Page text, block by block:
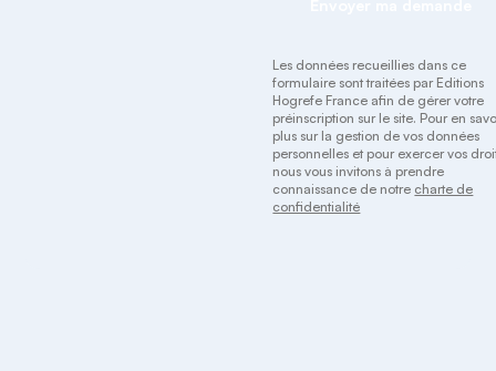
Les données recueillies dans ce
formulaire sont traitées par Editions
Hogrefe France afin de gérer votre
préinscription sur le site. Pour en
plus sur la gestion de vos données
personnelles et pour exercer vos
nous vous invitons à prendre
connaissance de notre charte de
confidentialité